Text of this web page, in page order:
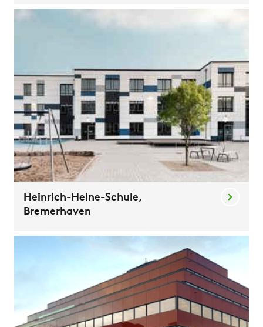
Heinrich-Heine-Schule,
Bremerhaven